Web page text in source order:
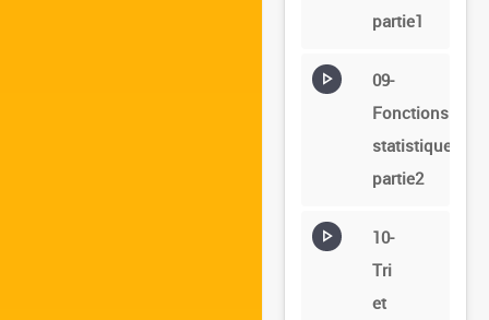
partie1
09-
Fonctions
statistiques
partie2
10-
Tri
et